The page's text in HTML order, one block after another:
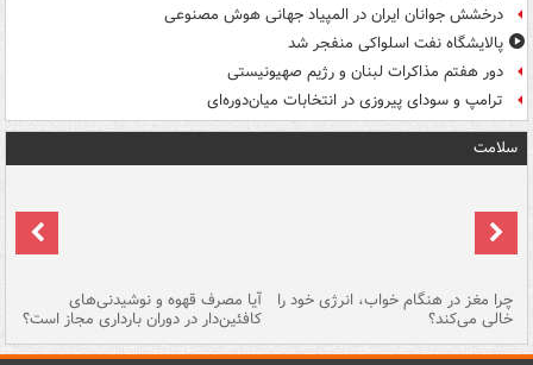
درخشش جوانان ایران در المپیاد جهانی هوش مصنوعی
پالایشگاه نفت اسلواکی منفجر شد
دور هفتم مذاکرات لبنان و رژیم صهیونیستی
ترامپ و سودای پیروزی در انتخابات میان‌دوره‌ای
سلامت
چرا مغز در هنگام خواب، انرژی خود را
خالی می‌کند؟
آیا مصرف قهوه و نوشیدنی‌های
کافئین‌دار در دوران بارداری مجاز است؟